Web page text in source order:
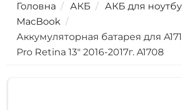
Головна АКБ
АКБ для
MacBook
Аккумуляторная батарея для
Pro Retina 13" 2016-2017г. A1708